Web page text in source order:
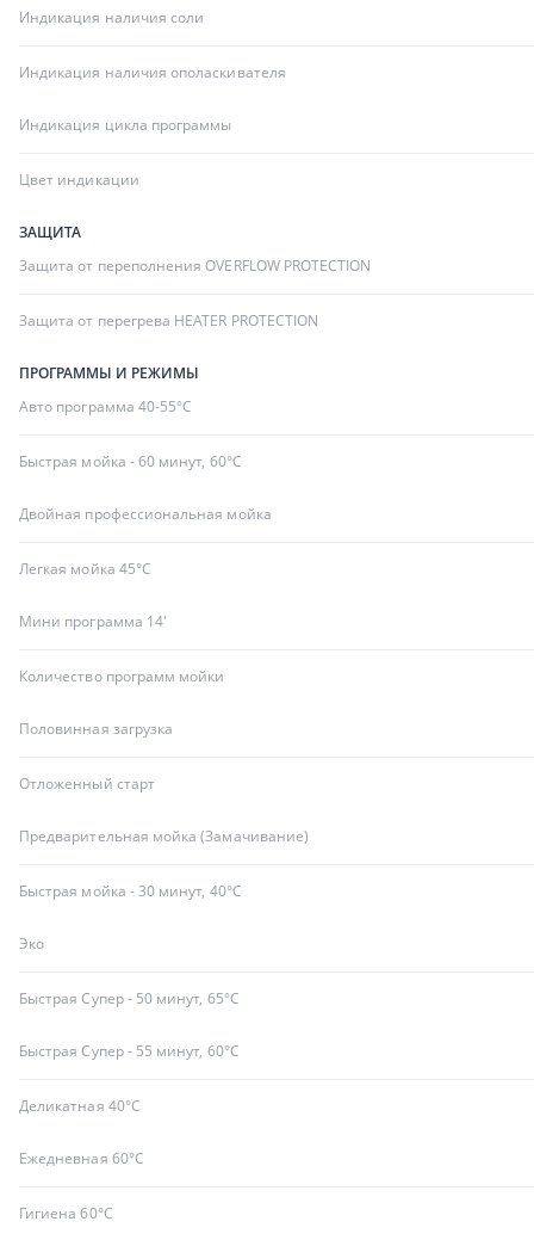
Индикация наличия соли
Индикация наличия ополаскивателя
Индикация цикла программы
Цвет индикации
ЗАЩИТА
Защита от переполнения OVERFLOW PROTECTION
Защита от перегрева HEATER PROTECTION
ПРОГРАММЫ И РЕЖИМЫ
Авто программа 40-55°C
Быстрая мойка - 60 минут, 60°C
Двойная профессиональная мойка
Легкая мойка 45°C
Мини программа 14'
Количество программ мойки
Половинная загрузка
Отложенный старт
Предварительная мойка (Замачивание)
Быстрая мойка - 30 минут, 40°C
Эко
Быстрая Супер - 50 минут, 65°C
Быстрая Супер - 55 минут, 60°C
Деликатная 40°C
Ежедневная 60°C
Гигиена 60°C